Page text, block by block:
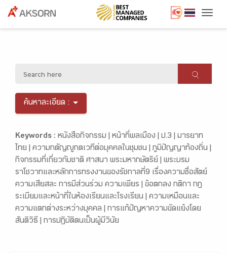
ค้นหาละเอียด :
Keywords : หนังสือกิจกรรม | หน้าที่พลเมือง | ป.3 | มารยาท
ไทย | ความกตัญญูกตเวทีต่อบุคคลในชุมชน |ภูมิปัญญาท้องถิ่น |
กิจกรรมที่เกี่ยวกับชาติ ศาสนา พระมหากษัตริย์ | พระบรม
ราโชวาทและหลักการทรงงานของรัชกาลที่9 เรื่องความซื่อสัตย์
ความเสียสละ การมีส่วนร่วม ความเพียร | ข้อตกลง กติกา กฎ
ระเบียบและหน้าที่ในห้องเรียนและโรงเรียน | ความเหมือนและ
ความแตกต่างระหว่างบุคคล | การแก้ปัญหาความขัดแย้งโดย
สันติวิธี | การปฏิบัติตนเป็นผู้มีวินัย